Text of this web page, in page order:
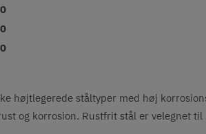
højtlegerede ståltyper med høj
og korrosion. Rustfrit stål er velegnet